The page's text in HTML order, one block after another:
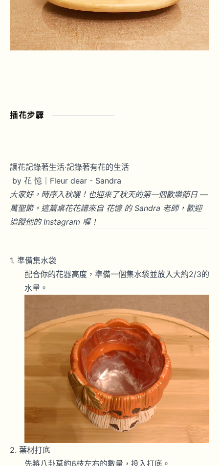
插花步驟
讓花記錄著生活·記錄著有花的生活
by 花 憶｜Fleur dear - Sandra
大家好，時序入秋嘍！也迎來了秋天的第一個歡樂節日 ―
萬聖節。這篇桌花花譜來自 花憶 的 Sandra 老師，歡迎
追蹤他的Instagram 喔！
準備集水袋
配合你的花器高度，準備一個集水袋並放入大約2/3的
水量。
葉材打底
先將八卦草約6枝左右的數量，投入打底。